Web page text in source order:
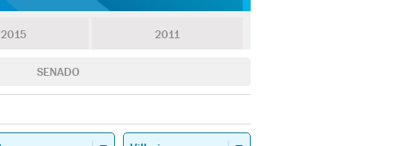
2015 2011
SENADO